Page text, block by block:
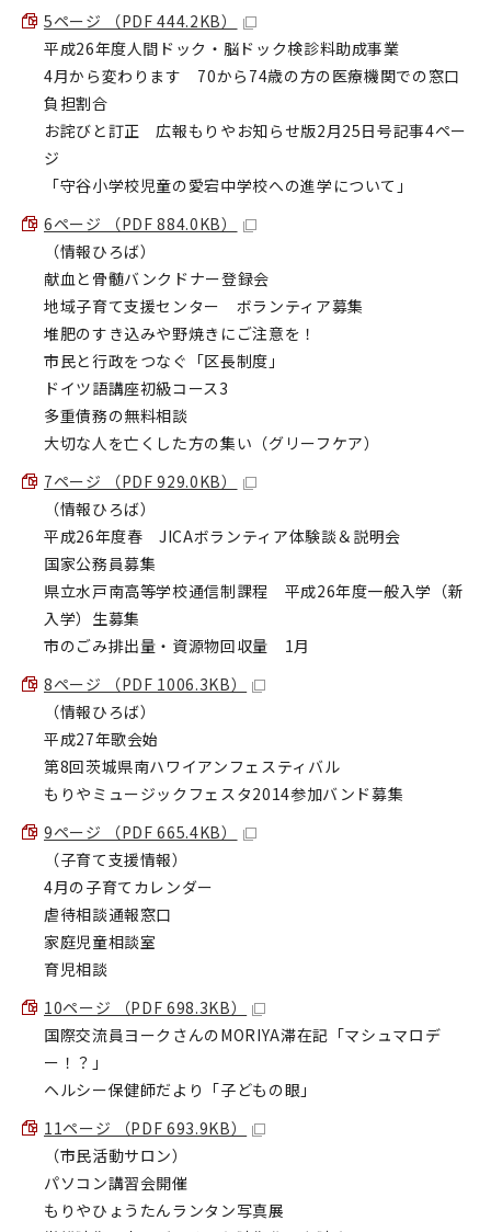
5ページ （PDF 444.2KB）
平成26年度人間ドック・脳ドック検診料助成事業
4月から変わります 70から74歳の方の医療機関での窓口
負担割合
お詫びと訂正 広報もりやお知らせ版2月25日号記事4ペー
ジ
「守谷小学校児童の愛宕中学校への進学について」
6ページ （PDF 884.0KB）
（情報ひろば）
献血と骨髄バンクドナー登録会
地域子育て支援センター ボランティア募集
堆肥のすき込みや野焼きにご注意を！
市民と行政をつなぐ「区長制度」
ドイツ語講座初級コース3
多重債務の無料相談
大切な人を亡くした方の集い（グリーフケア）
7ページ （PDF 929.0KB）
（情報ひろば）
平成26年度春 JICAボランティア体験談＆説明会
国家公務員募集
県立水戸南高等学校通信制課程 平成26年度一般入学（新
入学）生募集
市のごみ排出量・資源物回収量 1月
8ページ （PDF 1006.3KB）
（情報ひろば）
平成27年歌会始
第8回茨城県南ハワイアンフェスティバル
もりやミュージックフェスタ2014参加バンド募集
9ページ （PDF 665.4KB）
（子育て支援情報）
4月の子育てカレンダー
虐待相談通報窓口
家庭児童相談室
育児相談
10ページ （PDF 698.3KB）
国際交流員ヨークさんのMORIYA滞在記「マシュマロデ
ー！？」
ヘルシー保健師だより「子どもの眼」
11ページ （PDF 693.9KB）
（市民活動サロン）
パソコン講習会開催
もりやひょうたんランタン写真展